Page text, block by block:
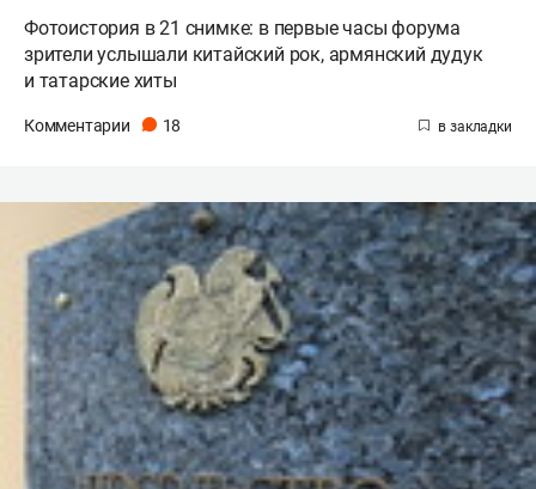
Фотоистория в 21 снимке: в первые часы форума
зрители услышали китайский рок, армянский дудук
и татарские хиты
Комментарии 18